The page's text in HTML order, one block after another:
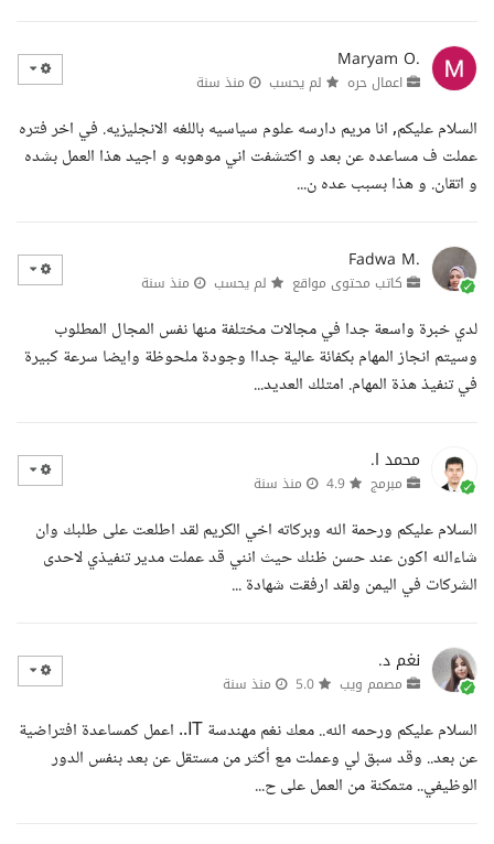
Maryam O.
اعمال حره لم يحسب منذ سنة
السلام عليكم, انا مريم دارسه علوم سياسيه باللغه الانجليزيه. في اخر فتره
عملت ف مساعده عن بعد و اكتشفت اني موهوبه و اجيد هذا العمل بشده
و اتقان. و هذا بسبب عده ن...
Fadwa M.
كاتب محتوى مواقع لم يحسب منذ سنة
لدي خبرة واسعة جدا في مجالات مختلفة منها نفس المجال المطلوب
وسيتم انجاز المهام بكفائة عالية جداا وجودة ملحوظة وايضا سرعة كبيرة
في تنفيذ هذة المهام. امتلك العديد...
محمد ا.
مبرمج منذ سنة
السلام عليكم ورحمة الله وبركاته اخي الكريم لقد اطلعت على طلبك وان
شاءالله اكون عند حسن ظنك حيث انني قد عملت مدير تنفيذي لاحدى
الشركات في اليمن ولقد ارفقت شهادة ...
نغم د.
مصمم ويب منذ سنة
السلام عليكم ورحمه الله.. معك نغم مهندسة IT.. اعمل كمساعدة افتراضية
عن بعد.. وقد سبق لي وعملت مع أكثر من مستقل عن بعد بنفس الدور
الوظيفي.. متمكنة من العمل على ح...